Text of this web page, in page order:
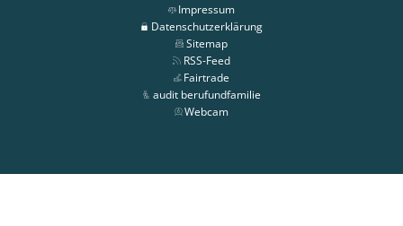
Impressum
Datenschutzerklärung
Sitemap
RSS-Feed
Fairtrade
audit berufundfamilie
Webcam